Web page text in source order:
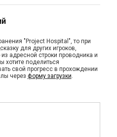
"Project Hospital", то при
для других игроков,
адресной строки проводника и
хотите поделиться
свой прогресс в прохождении
через форму загрузки.